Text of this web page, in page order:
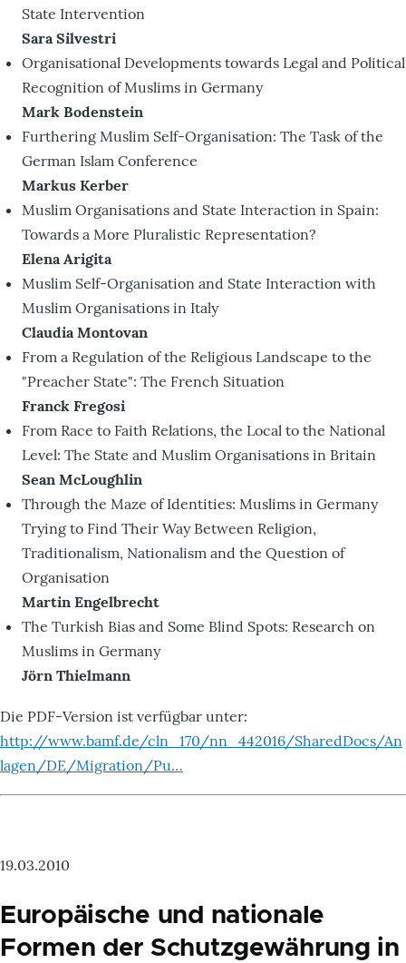
State Intervention
Sara Silvestri
Organisational Developments towards Legal and Political
Recognition of Muslims in Germany
Mark Bodenstein
Furthering Muslim Self-Organisation: The Task of the
German Islam Conference
Markus Kerber
Muslim Organisations and State Interaction in Spain:
Towards a More Pluralistic Representation?
Elena Arigita
Muslim Self-Organisation and State Interaction with
Muslim Organisations in Italy
Claudia Montovan
From a Regulation of the Religious Landscape to the
"Preacher State": The French Situation
Franck Fregosi
From Race to Faith Relations, the Local to the National
Level: The State and Muslim Organisations in Britain
Sean McLoughlin
Through the Maze of Identities: Muslims in Germany
Trying to Find Their Way Between Religion,
Traditionalism, Nationalism and the Question of
Organisation
Martin Engelbrecht
The Turkish Bias and Some Blind Spots: Research on
Muslims in Germany
Jörn Thielmann
Die PDF-Version ist verfügbar unter:
http://www.bamf.de/cln_170/nn_442016/SharedDocs/An
lagen/DE/Migration/Pu…
19.03.2010
Europäische und nationale
Formen der Schutzgewährung in